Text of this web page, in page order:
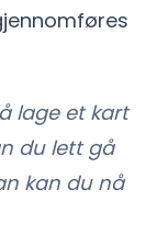
lage et kart
du lett gå
kan du nå